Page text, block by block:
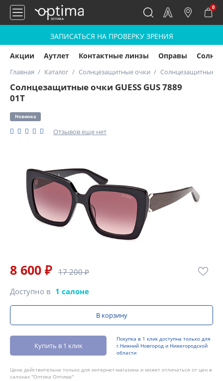
0
ЗАПИСАТЬСЯ НА ПРОВЕРКУ ЗРЕНИЯ
Акции Аутлет Контактные линзы Оправы
Главная Каталог Солнцезащитные очки Солнцезащитные
Солнцезащитные очки GUESS GUS 7889
01T
Новинка
Отзывов еще нет
8 600 ₽ 17 200 ₽
Доступно в 1 салоне
В корзину
Купить в 1 клик
Покупка в 1 клик доступна только для
г.Нижний Новгород и Нижегородской
области
Цена действительна только для интернет-магазина и может отличаться от цен в
салонах "Оптика Оптима"